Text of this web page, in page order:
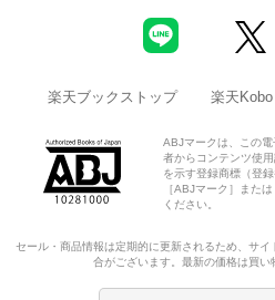
楽天ブックストップ 楽天
ABJマークは、この
者からコンテンツ使
を示す登録商標（登
［ABJマーク］また
ください。
セール・商品情報は定期的に更新されるため、サ
合がございます。最新の価格は買い